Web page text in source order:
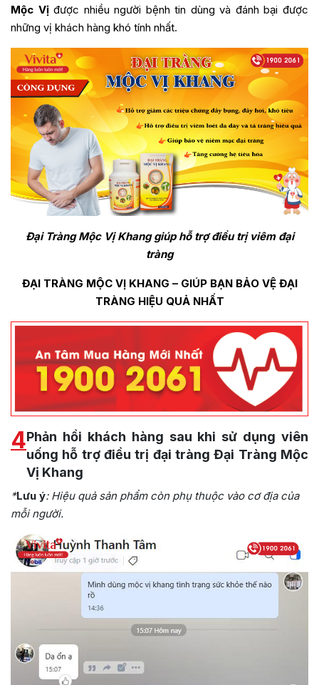
Mộc Vịđược nhiều người bệnh tin dùng và đánh bại được
những vị khách hàng khó tính nhất.
Đại Tràng Mộc Vị Khang giúp hỗ trợ điều trị viêm đại
tràng
ĐẠI TRÀNG MỘC VỊ KHANG – GIÚP BẠN BẢO VỆ ĐẠI
TRÀNG HIỆU QUẢ NHẤT
4Phản hồi khách hàng sau khi sử dụng viên
uống hỗ trợ điều trị đại tràng Đại Tràng Mộc
Vị Khang
*Lưu ý: Hiệu quả sản phẩm còn phụ thuộc vào cơ địa của
mỗi người.